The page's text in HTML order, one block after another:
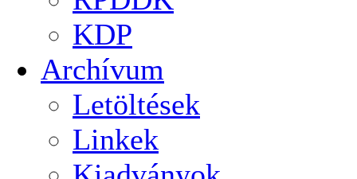
KDP
Archívum
Letöltések
Linkek